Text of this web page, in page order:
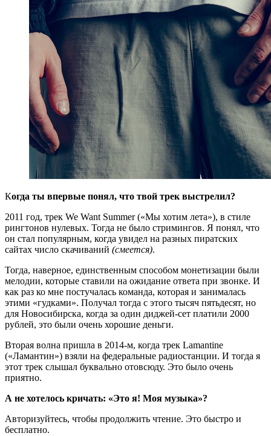
Когда ты впервые понял, что твой трек выстрелил?
2011 год, трек We Want Summer («Мы хотим лета»), в стиле
рингтонов нулевых. Тогда не было стримингов. Я понял, что
он стал популярным, когда увидел на разных пиратских
сайтах число скачиваний (смеется).
Тогда, наверное, единственным способом монетизации были
мелодии, которые ставили на ожидание ответа при звонке. И
как раз ко мне постучалась команда, которая и занималась
этими «гудками». Получал тогда с этого тысяч пятьдесят, но
для Новосибирска, когда за один диджей-сет платили 2000
рублей, это были очень хорошие деньги.
Вторая волна пришла в 2014‑м, когда трек Lamantine
(«Ламантин») взяли на федеральные радиостанции. И тогда я
этот трек слышал буквально отовсюду. Это было очень
приятно.
А не хотелось кричать: «Это я! Моя музыка»?
Авторизуйтесь, чтобы продолжить чтение. Это быстро и
бесплатно.